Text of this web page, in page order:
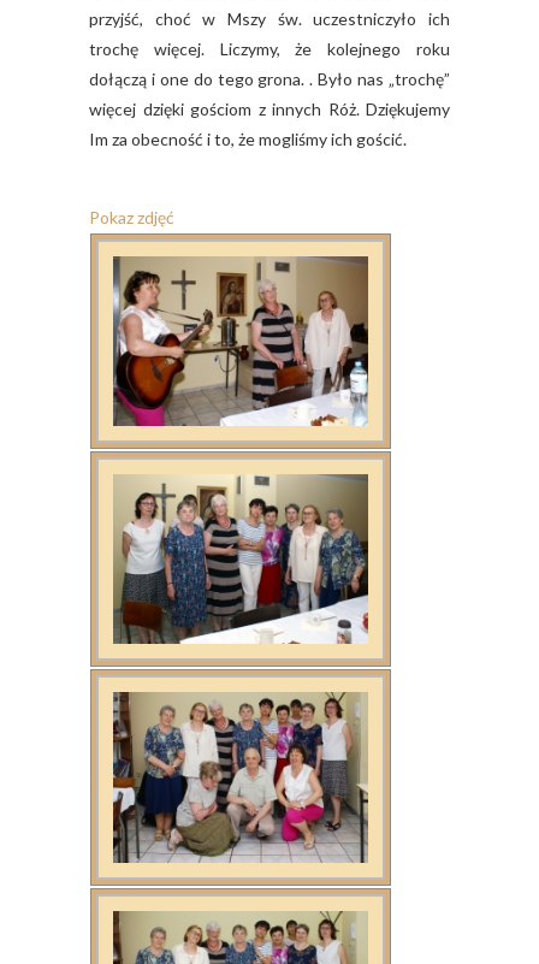
przyjść, choć w Mszy św. uczestniczyło ich
trochę więcej. Liczymy, że kolejnego roku
dołączą i one do tego grona. . Było nas „trochę”
więcej dzięki gościom z innych Róż. Dziękujemy
Im za obecność i to, że mogliśmy ich gościć.
Pokaz zdjęć